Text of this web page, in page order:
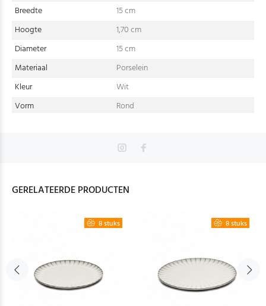
Breedte
15 cm
Hoogte
1,70 cm
Diameter
15 cm
Materiaal
Porselein
Kleur
Wit
Vorm
Rond
GERELATEERDE PRODUCTEN
8 stuks 8 stuks